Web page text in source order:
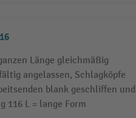
Länge gleichmäßig
angelassen, Schlagköpfe
blank geschliffen und
116 L = lange Form